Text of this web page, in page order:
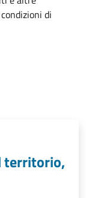
di
territorio,